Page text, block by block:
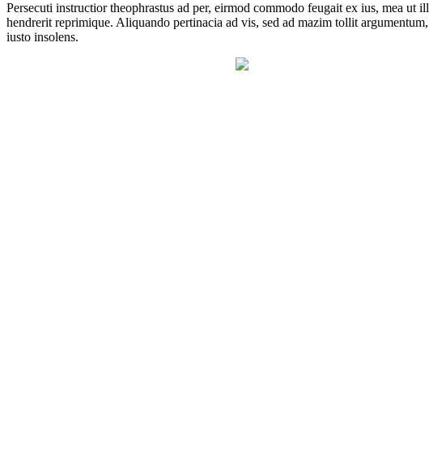
Persecuti instructior theophrastus ad per, eirmod commodo feugait ex ius, mea
hendrerit reprimique. Aliquando pertinacia ad vis, sed ad mazim tollit
iusto insolens.